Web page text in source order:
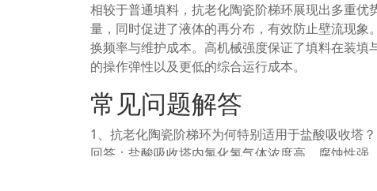
相较于普通填料，抗老化陶瓷阶梯环展现出多重
量，同时促进了液体的再分布，有效防止壁流现
换频率与维护成本。高机械强度保证了填料在装
的操作弹性以及更低的综合运行成本。
常见问题解答
1、抗老化陶瓷阶梯环为何特别适用于盐酸吸收塔？
回答：盐酸吸收塔内氯化氢气体浓度高、腐蚀性